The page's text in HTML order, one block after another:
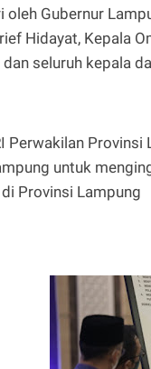
Gubernur
Hidayat, Kepala
dan seluruh kepala
Perwakilan
untuk
Provinsi Lampung